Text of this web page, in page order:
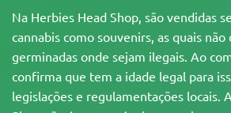
Na Herbies Head Shop, são vendidas
cannabis como souvenirs, as quais
germinadas onde sejam ilegais. Ao
confirma que tem a idade legal para
legislações e regulamentações locais.